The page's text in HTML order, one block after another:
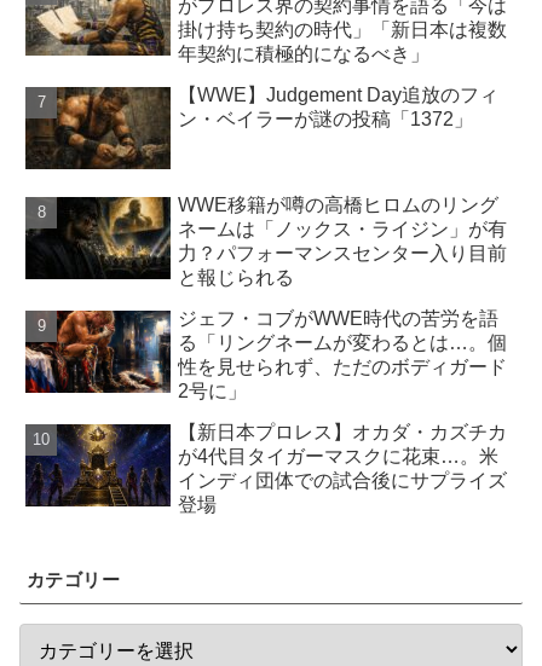
がプロレス界の契約事情を語る「今は
掛け持ち契約の時代」「新日本は複数
年契約に積極的になるべき」
【WWE】Judgement Day追放のフィ
ン・ベイラーが謎の投稿「1372」
WWE移籍が噂の高橋ヒロムのリング
ネームは「ノックス・ライジン」が有
力？パフォーマンスセンター入り目前
と報じられる
ジェフ・コブがWWE時代の苦労を語
る「リングネームが変わるとは…。個
性を見せられず、ただのボディガード
2号に」
【新日本プロレス】オカダ・カズチカ
が4代目タイガーマスクに花束…。米
インディ団体での試合後にサプライズ
登場
カテゴリー